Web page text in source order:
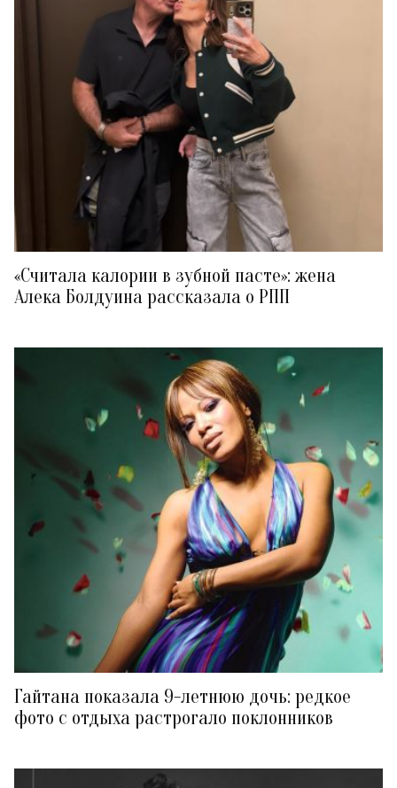
«Считала калории в зубной пасте»: жена
Алека Болдуина рассказала о РПП
Гайтана показала 9-летнюю дочь: редкое
фото с отдыха растрогало поклонников